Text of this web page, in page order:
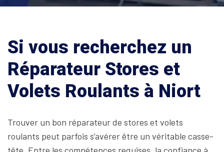
Si vous recherchez un
Réparateur Stores et
Volets Roulants à Niort
Trouver un bon réparateur de stores et volets
roulants peut parfois s’avérer être un véritable casse-